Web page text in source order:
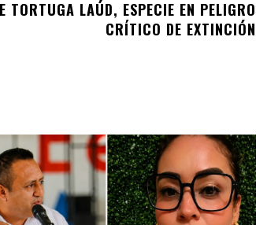
TORTUGA LAÚD, ESPECIE EN PELIGRO
CRÍTICO DE EXTINCIÓN